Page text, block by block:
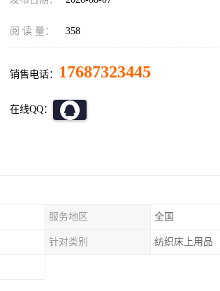
阅 读 量： 358
销售电话： 17687323445
在线QQ：
服务地区 全国
针对类别 纺织床上用品